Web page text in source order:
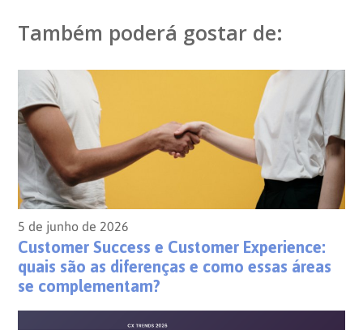
Também poderá gostar de:
5 de junho de 2026
Customer Success e Customer Experience:
quais são as diferenças e como essas áreas
se complementam?